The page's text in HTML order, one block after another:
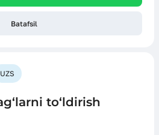
Batafsil
UZS
to‘ldirish